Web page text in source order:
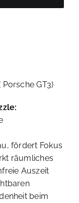
Porsche GT3)
fördert Fokus
räumliches
Auszeit
beim